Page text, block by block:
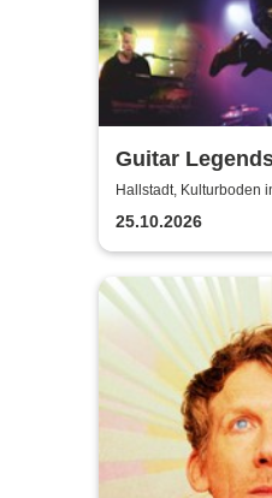
Guitar
Greatest
Hallstadt, Kulturboden
25.10.2026